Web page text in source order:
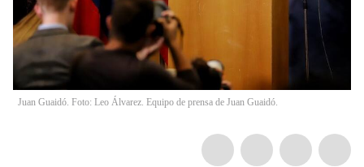
Juan Guaidó. Foto: Leo Álvarez. Equipo de prensa de Juan Guaidó.